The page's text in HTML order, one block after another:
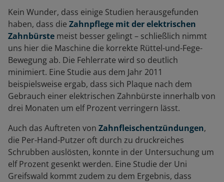
Kein Wunder, dass einige Studien herausgefunden
haben, dass die Zahnpflege mit der elektrischen
Zahnbürste meist besser gelingt – schließlich nimmt
uns hier die Maschine die korrekte Rüttel-und-Fege-
Bewegung ab. Die Fehlerrate wird so deutlich
minimiert. Eine Studie aus dem Jahr 2011
beispielsweise ergab, dass sich Plaque nach dem
Gebrauch einer elektrischen Zahnbürste innerhalb von
drei Monaten um elf Prozent verringern lässt.
Auch das Auftreten von Zahnfleischentzündungen,
die Per-Hand-Putzer oft durch zu druckreiches
Schrubben auslösten, konnte in der Untersuchung um
elf Prozent gesenkt werden. Eine Studie der Uni
Greifswald kommt zudem zu dem Ergebnis, dass